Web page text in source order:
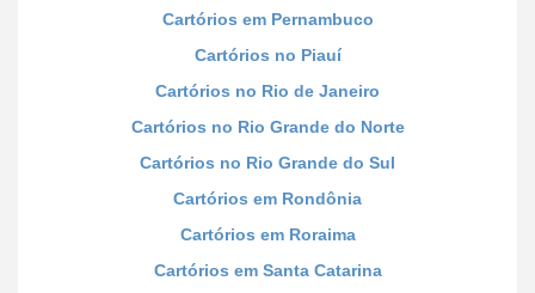
Cartórios em Pernambuco
Cartórios no Piauí
Cartórios no Rio de Janeiro
Cartórios no Rio Grande do Norte
Cartórios no Rio Grande do Sul
Cartórios em Rondônia
Cartórios em Roraima
Cartórios em Santa Catarina